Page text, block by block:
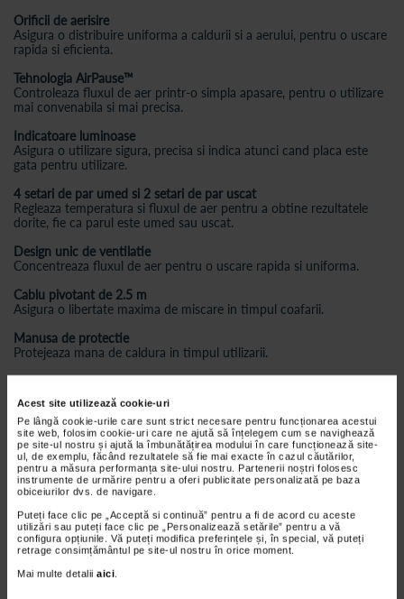
Acest site utilizează cookie-uri
Pe lângă cookie-urile care sunt strict necesare pentru funcționarea acestui
site web, folosim cookie-uri care ne ajută să înțelegem cum se navighează
pe site-ul nostru și ajută la îmbunătățirea modului în care funcționează site-
ul, de exemplu, făcând rezultatele să fie mai exacte în cazul căutărilor,
pentru a măsura performanța site-ului nostru. Partenerii noștri folosesc
instrumente de urmărire pentru a oferi publicitate personalizată pe baza
obiceiurilor dvs. de navigare.
Puteți face clic pe „Acceptă si continuă” pentru a fi de acord cu aceste
utilizări sau puteți face clic pe „Personalizează setările” pentru a vă
configura opțiunile. Vă puteți modifica preferințele și, în special, vă puteți
retrage consimțământul pe site-ul nostru în orice moment.
Mai multe detalii aici.
Orificii de aerisire
Asigura o distribuire uniforma a caldurii si a aerului, pentru o uscare
rapida si eficienta.
Tehnologia AirPause™
Controleaza fluxul de aer printr-o simpla apasare, pentru o utilizare
mai convenabila si mai precisa.
Indicatoare luminoase
Asigura o utilizare sigura, precisa si indica atunci cand placa este
gata pentru utilizare.
4 setari de par umed si 2 setari de par uscat
Regleaza temperatura si fluxul de aer pentru a obtine rezultatele
dorite, fie ca parul este umed sau uscat.
Design unic de ventilatie
Concentreaza fluxul de aer pentru o uscare rapida si uniforma.
Cablu pivotant de 2.5 m
Asigura o libertate maxima de miscare in timpul coafarii.
Manusa de protectie
Protejeaza mana de caldura in timpul utilizarii.
Setari pentru parul umed
Foloseste aer rece, cu flux scazut, mediu sau ridicat pentru a usca
parul.
Setari pentru parul uscat
Utilizeaza aer cald si placile incalzite sau numai placile incalzite
pentru a coafa parul uscat.
NUutiliza setarile de coafare pe parul ud sau umed.